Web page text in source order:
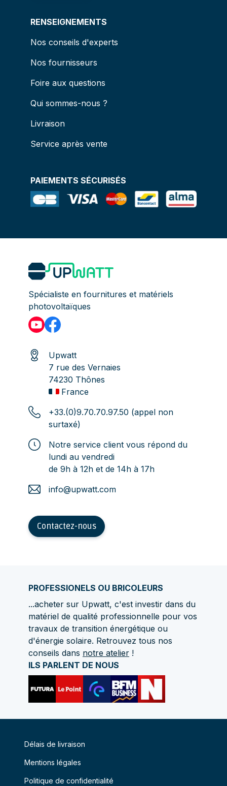
RENSEIGNEMENTS
Nos conseils d'experts
Nos fournisseurs
Foire aux questions
Qui sommes-nous ?
Livraison
Service après vente
PAIEMENTS SÉCURISÉS
Spécialiste en fournitures et matériels
photovoltaïques
Upwatt
7 rue des Vernaies
74230 Thônes
France
+33.(0)9.70.70.97.50 (appel non
surtaxé)
Notre service client vous répond du
lundi au vendredi
de 9h à 12h et de 14h à 17h
info@upwatt.com
Contactez-nous
PROFESSIONELS OU BRICOLEURS
...acheter sur Upwatt, c'est investir dans du
matériel de qualité professionnelle pour vos
travaux de transition énergétique ou
d'énergie solaire. Retrouvez tous nos
conseils dans notre atelier !
ILS PARLENT DE NOUS
Délais de livraison
Mentions légales
Politique de confidentialité